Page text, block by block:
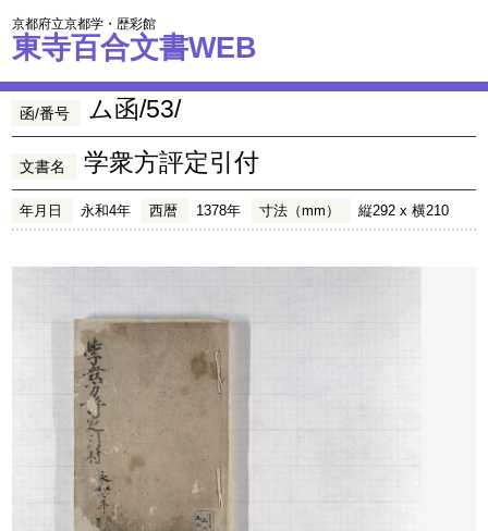
京都府立京都学・歴彩館
東寺百合文書WEB
函/番号 ム函/53/
文書名 学衆方評定引付
年月日 永和4年 西暦 1378年 寸法（mm） 縦292 x 横210